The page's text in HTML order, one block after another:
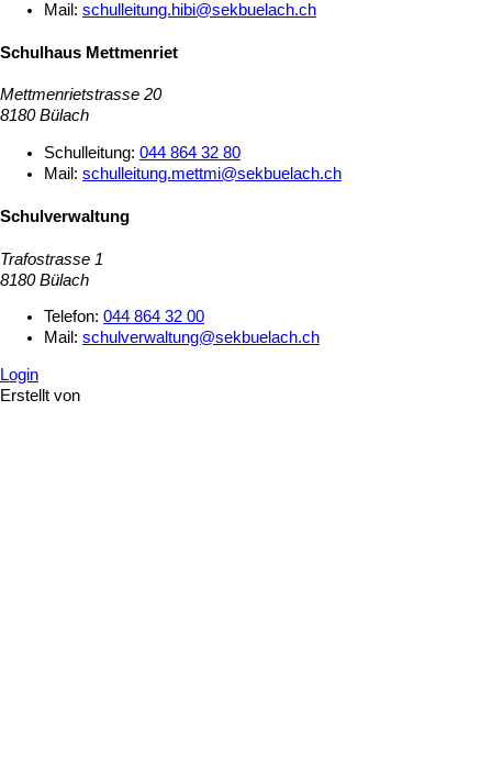
Mail: schulleitung.hibi@sekbuelach.ch
Schulhaus Mettmenriet
Mettmenrietstrasse 20
8180 Bülach
Schulleitung: 044 864 32 80
Mail: schulleitung.mettmi@sekbuelach.ch
Schulverwaltung
Trafostrasse 1
8180 Bülach
Telefon: 044 864 32 00
Mail: schulverwaltung@sekbuelach.ch
Login
Erstellt von